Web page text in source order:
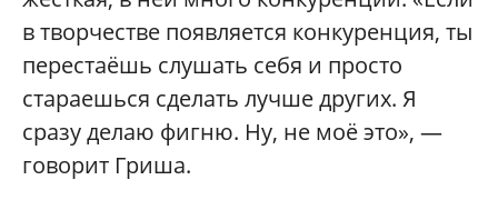
в творчестве появляется конкуренция, ты
перестаёшь слушать себя и просто
стараешься сделать лучше других. Я
сразу делаю фигню. Ну, не моё это», —
говорит Гриша.